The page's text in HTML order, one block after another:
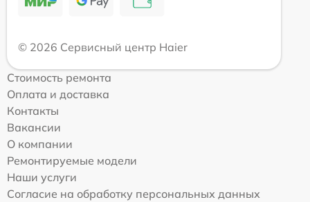
© 2026 Сервисный центр Haier
Стоимость ремонта
Оплата и доставка
Контакты
Вакансии
О компании
Ремонтируемые модели
Наши услуги
Согласие на обработку персональных данных